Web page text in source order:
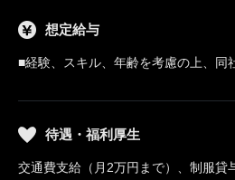
想定給与
■経験、スキル、年齢を考慮の上、同
待遇・福利厚生
交通費支給（月2万円まで）、制服貸